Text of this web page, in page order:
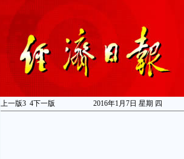
上一版3 4下一版 2016年1月7日 星期 四